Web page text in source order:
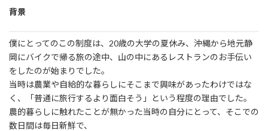
背景
僕にとってのこの制度は、20歳の大学の夏休み、沖縄から地元静
岡にバイクで帰る旅の途中、山の中にあるレストランのお手伝い
をしたのが始まりでした。
当時は農業や自給的な暮らしにそこまで興味があったわけではな
く、「普通に旅行するより面白そう」という程度の理由でした。
農的暮らしに触れたことが無かった当時の自分にとって、そこでの
数日間は毎日新鮮で、